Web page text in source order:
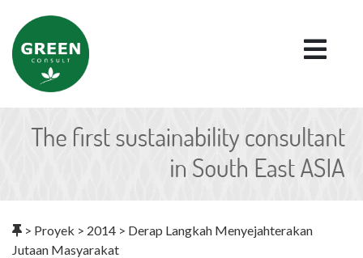
> Proyek > 2014 > Derap Langkah Menyejahterakan
Jutaan Masyarakat